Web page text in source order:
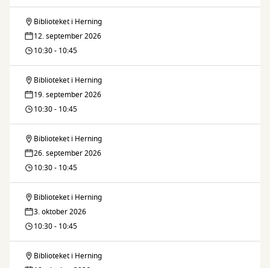
Børnebibliotekaren
læser
Biblioteket i Herning
12. september 2026
10:30 - 10:45
Børnebibliotekaren
læser
Biblioteket i Herning
19. september 2026
10:30 - 10:45
Børnebibliotekaren
læser
Biblioteket i Herning
26. september 2026
10:30 - 10:45
Børnebibliotekaren
læser
Biblioteket i Herning
3. oktober 2026
10:30 - 10:45
Børnebibliotekaren
Biblioteket i Herning